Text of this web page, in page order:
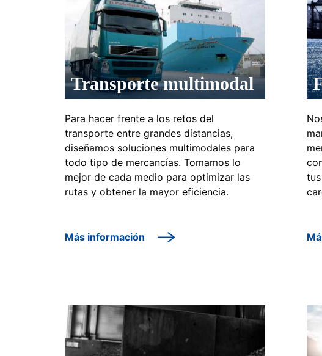
Transporte multimodal
Para hacer frente a los retos del
transporte entre grandes distancias,
diseñamos soluciones multimodales para
todo tipo de mercancías. Tomamos lo
mejor de cada medio para optimizar las
rutas y obtener la mayor eficiencia.
Más información